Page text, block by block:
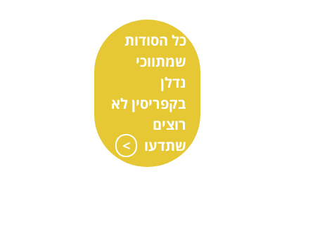
כל הסודות
שמתווכי
נדלן
בקפריסין לא
רוצים
שתדעו